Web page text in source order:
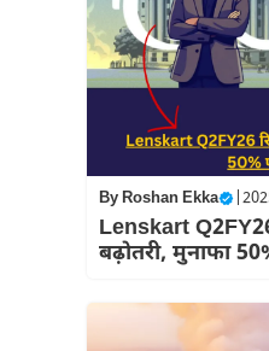
ByRoshan Ekka
Lenskart
बढ़ोतरी, मुनाफा